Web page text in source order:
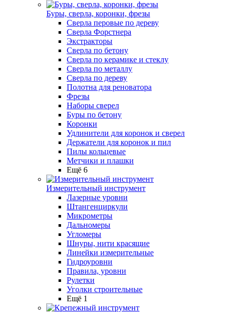
Буры, сверла, коронки, фрезы
Сверла перовые по дереву
Сверла Форстнера
Экстракторы
Сверла по бетону
Сверла по керамике и стеклу
Сверла по металлу
Сверла по дереву
Полотна для реноватора
Фрезы
Наборы сверел
Буры по бетону
Коронки
Удлинители для коронок и сверел
Держатели для коронок и пил
Пилы кольцевые
Метчики и плашки
Ещё 6
Измерительный инструмент
Лазерные уровни
Штангенциркули
Микрометры
Дальномеры
Угломеры
Шнуры, нити красящие
Линейки измерительные
Гидроуровни
Правила, уровни
Рулетки
Уголки строительные
Ещё 1